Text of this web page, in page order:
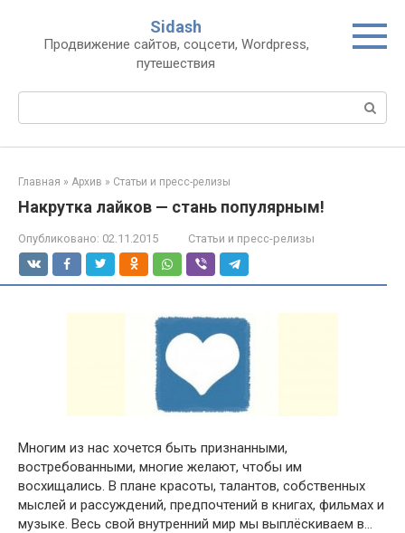
контенту
Sidash
Продвижение сайтов, соцсети, Wordpress,
путешествия
Главная » Архив » Статьи и пресс-релизы
Накрутка лайков — стань популярным!
Опубликовано: 02.11.2015 Статьи и пресс-релизы
Многим из нас хочется быть признанными,
востребованными, многие желают, чтобы им
восхищались. В плане красоты, талантов, собственных
мыслей и рассуждений, предпочтений в книгах, фильмах и
музыке. Весь свой внутренний мир мы выплёскиваем в…